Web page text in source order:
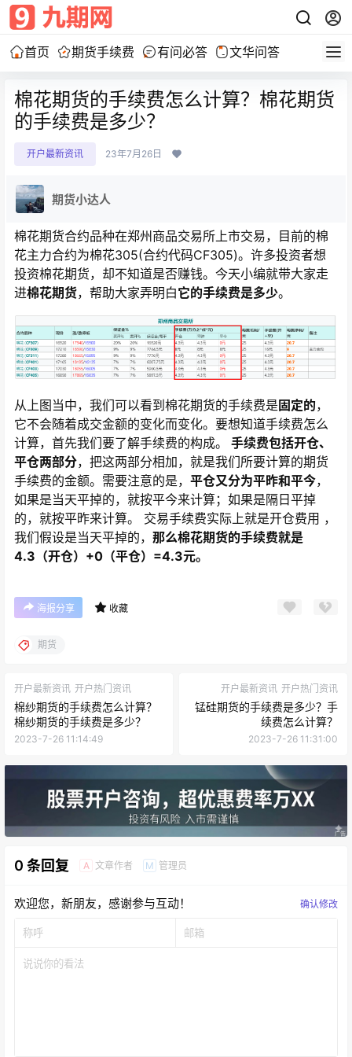
首页 期货手续费 有问必答 文华问答
棉花期货的手续费怎么计算？棉花期货
的手续费是多少？
开户最新资讯 23年7月26日
期货小达人
棉花期货合约品种在郑州商品交易所上市交易，目前的棉
花主力合约为棉花305(合约代码CF305)。许多投资者想
投资棉花期货，却不知道是否赚钱。今天小编就带大家走
进棉花期货，帮助大家弄明白它的手续费是多少。
从上图当中，我们可以看到棉花期货的手续费是固定的，
它不会随着成交金额的变化而变化。要想知道手续费怎么
计算，首先我们要了解手续费的构成。
手续费包括开仓、
平仓两部分，把这两部分相加，就是我们所要计算的期货
手续费的金额。需要注意的是， 平仓又分为平昨和平今，
如果是当天平掉的，就按平今来计算；如果是隔日平掉
的，就按平昨来计算。 交易手续费实际上就是开仓费用 ，
我们假设是当天平掉的， 那么棉花期货的手续费就是
4.3（开仓）+0（平仓）=4.3元。
海报分享 收藏
期货
开户最新资讯 开户热门资讯
棉纱期货的手续费怎么计算？
棉纱期货的手续费是多少？
2023-7-26 11:14:49
开户最新资讯 开户热门资讯
锰硅期货的手续费是多少？手
续费怎么计算？
2023-7-26 11:31:00
0 条回复 A 文章作者 M 管理员
欢迎您，新朋友，感谢参与互动！ 确认修改